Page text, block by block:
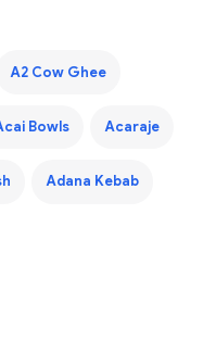
A2 Cow Ghee
Bowls Acaraje
Adana Kebab